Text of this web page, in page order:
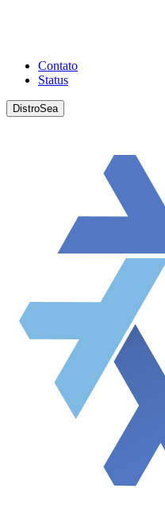
Contato
Status
DistroSea